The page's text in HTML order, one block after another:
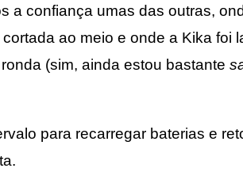
a confiança umas das outras,
ao meio e onde a Kika
(sim, ainda estou bastante
para recarregar baterias e